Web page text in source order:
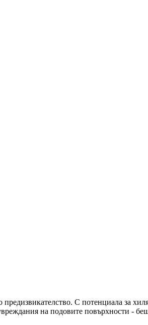
С потенциала за
на подовите повърхности -